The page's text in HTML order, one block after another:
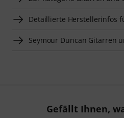
Detaillierte Herstellerinfos
Seymour Duncan Gitarren
Gefällt Ihnen,